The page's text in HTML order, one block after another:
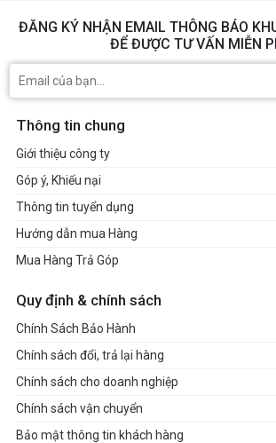
ĐĂNG KÝ NHẬN EMAIL THÔNG BÁO
ĐỂ ĐƯỢC TƯ VẤN MIỄN
Thông tin chung
Giới thiệu công ty
Góp ý, Khiếu nại
Thông tin tuyển dụng
Hướng dẫn mua Hàng
Mua Hàng Trả Góp
Quy định & chính sách
Chính Sách Bảo Hành
Chính sách đổi, trả lại hàng
Chính sách cho doanh nghiệp
Chính sách vận chuyển
Bảo mật thông tin khách hàng